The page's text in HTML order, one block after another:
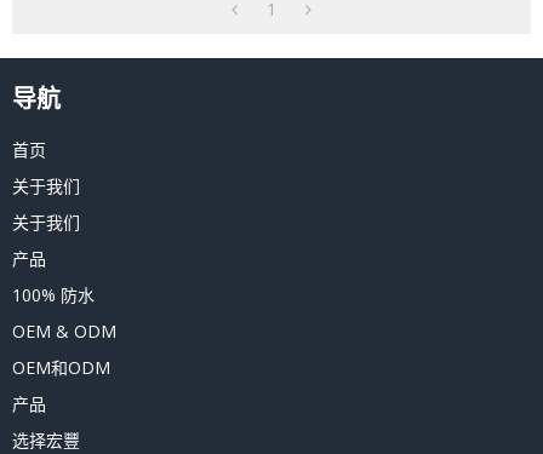
1
导航
首页
关于我们
关于我们
产品
100% 防水
OEM & ODM
OEM和ODM
产品
选择宏豐